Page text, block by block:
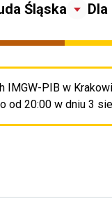
Śląska
PIB w
20:00 w dniu 3